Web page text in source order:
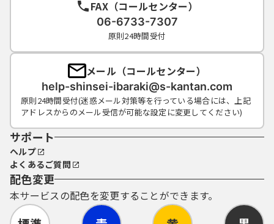
６ 利用者ＩＤ・パスワード等の管理
Ｄ、パスワード又は申請データの送信時に画
面上で通知する整理番号及びパスワード（申
請データ用）は、利用者のデータの保護に不
可欠なものです。利用者は、次の事項をご確
認ください。
（１）利用者ＩＤ、パスワード、整理番号及
びパスワード（申請データ用）は、他者に知
られないように管理してください。
（２）他者からのパスワード等の照会には応
じないでください。
（３）安全性をより高めるため、パスワード
は、定期的に変更してください。
FAX（コールセンター）
06-6733-7307
原則24時間受付
メール（コールセンター）
help-shinsei-ibaraki@s-kantan.com
原則24時間受付(迷惑メール対策等を行っている場合には、上記
アドレスからのメール受信が可能な設定に変更してください)
サポート
ヘルプ
よくあるご質問
配色変更
本サービスの配色を変更することができます。